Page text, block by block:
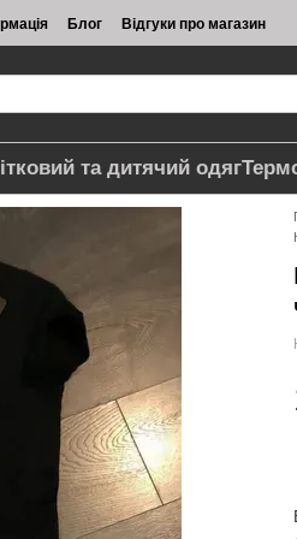
Блог Відгуки про магазин
та дитячий одяг